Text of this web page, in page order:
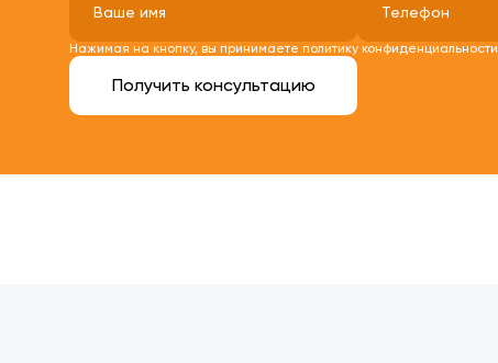
Нажимая на кнопку, вы принимаете политику конфиденциальности
Получить консультацию